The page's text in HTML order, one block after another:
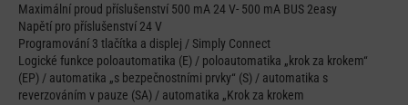
Maximální proud příslušenství 500 mA 24 V- 500 mA BUS 2easy
Napětí pro příslušenství 24 V
Programování 3 tlačítka a displej / Simply Connect
Logické funkce poloautomatika (E) / poloautomatika „krok za krokem“
(EP) / automatika „s bezpečnostními prvky“ (S) / automatika s
reverzováním v pauze (SA) / automatika „Krok za krokem